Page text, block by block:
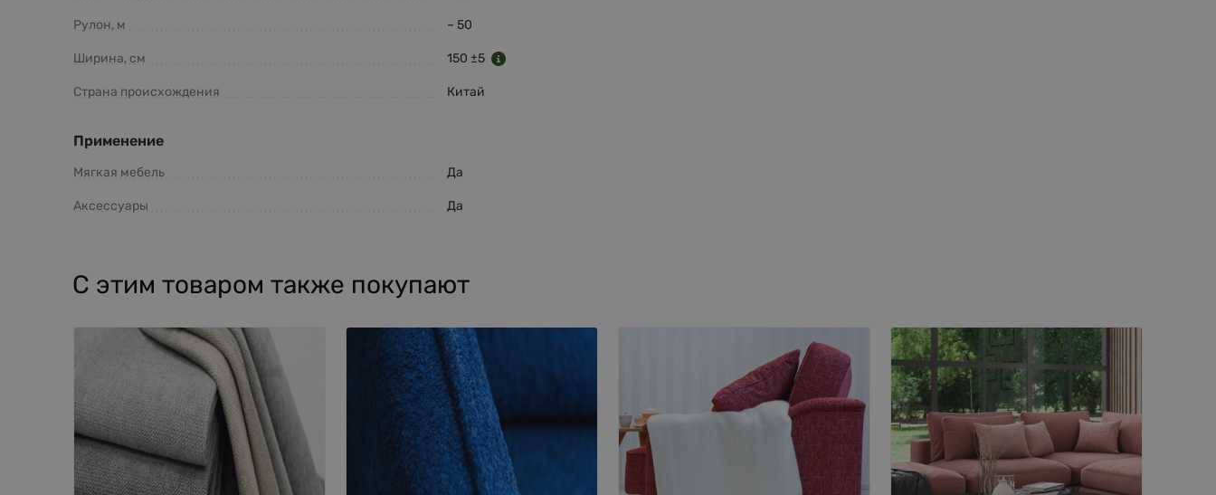
Рулон, м ~ 50
Ширина, см 150 ±5
Страна происхождения Китай
Применение
Мягкая мебель Да
Аксессуары Да
С этим товаром также покупают